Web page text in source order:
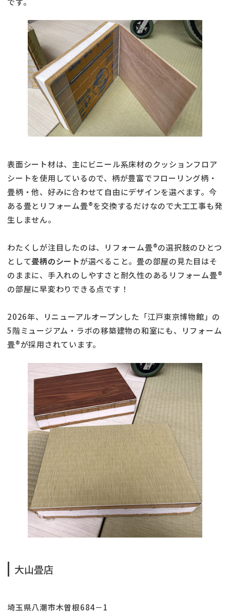
表面シート材は、主にビニール系床材のクッションフロア
シートを使用しているので、柄が豊富でフローリング柄・
畳柄・他、好みに合わせて自由にデザインを選べます。今
ある畳とリフォーム畳®を交換するだけなので大工工事も発
生しません。
わたくしが注目したのは、リフォーム畳®の選択肢のひとつ
として畳柄のシートが選べること。畳の部屋の見た目はそ
のままに、手入れのしやすさと耐久性のあるリフォーム畳®
の部屋に早変わりできる点です！
2026年、リニューアルオープンした「江戸東京博物館」の
5階ミュージアム・ラボの移築建物の和室にも、リフォーム
畳®が採用されています。
大山畳店
埼玉県八潮市木曽根684－1